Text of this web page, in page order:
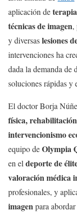
aplicación de
técnicas de imagen,
y diversaslesiones
intervenciones ha
dada la demanda de
soluciones rápidas y
El doctor Borja
física,
intervencionismo
equipo deOlympia
en eldeporte de
valoración médica
profesionales, y
imagenpara abordar